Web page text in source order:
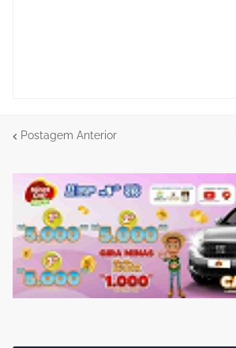
Postagem Anterior